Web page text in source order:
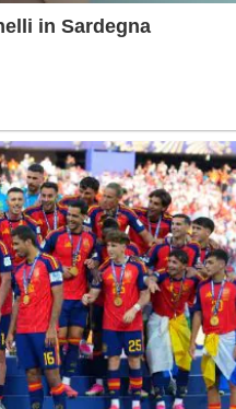
in Sardegna